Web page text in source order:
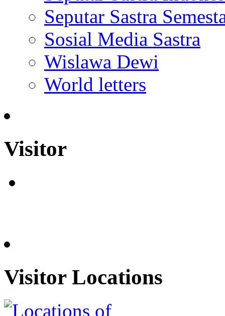
Seputar Sastra
Sosial Media Sastra
Wislawa Dewi
World letters
Visitor
Visitor Locations